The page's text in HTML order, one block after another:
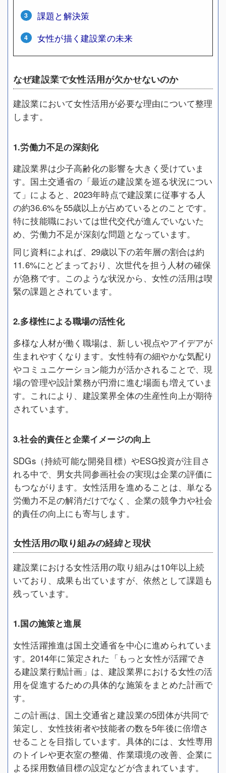
課題と解決策
女性が描く建設業の未来
なぜ建設業で女性活用が欠かせないのか
建設業において女性活用が必要な理由について整理
します。
1.労働力不足の深刻化
建設業界は少子高齢化の影響を大きく受けていま
す。国土交通省の「最近の建設業を巡る状況につい
て」によると、2023年時点で建設業に従事する人
の約36.6%を55歳以上が占めているとのことです。
特に技能職においては世代交代が進んでいないた
め、労働力不足が深刻な問題となっています。
同じ資料によれば、29歳以下の若年層の割合は約
11.6%にとどまっており、次世代を担う人材の確保
が急務です。このような状況から、女性の活用は喫
緊の課題とされています。
2.多様性による職場の活性化
多様な人材が働く職場は、新しい視点やアイデアが
生まれやすくなります。女性特有の細やかな気配り
やコミュニケーション能力が活かされることで、現
場の管理や設計業務が円滑に進む場面も増えていま
す。これにより、建設業界全体の生産性向上が期待
されています。
3.社会的責任と企業イメージの向上
SDGs（持続可能な開発目標）やESG投資が注目さ
れる中で、男女共同参画社会の実現は企業の評価に
もつながります。女性活用を進めることは、単なる
労働力不足の解消だけでなく、企業の競争力や社会
的責任の向上にも寄与します。
女性活用の取り組みの経緯と現状
建設業における女性活用の取り組みは10年以上続
いており、成果も出ていますが、依然として課題も
残っています。
1.国の施策と進展
女性活躍推進は国土交通省を中心に進められていま
す。2014年に策定された「もっと女性が活躍でき
る建設業行動計画」は、建設業界における女性の活
用を促進するための具体的な施策をまとめた計画で
す。
この計画は、国土交通省と建設業の5団体が共同で
策定し、女性技術者や技能者の数を5年後に倍増さ
せることを目指しています。具体的には、女性専用
のトイレや更衣室の整備、作業環境の改善、企業に
よる採用数値目標の設定などが含まれています。